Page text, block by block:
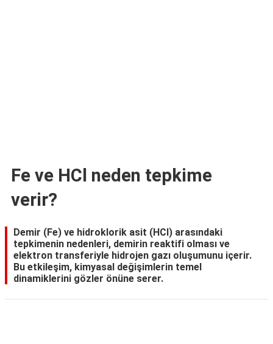
Fe ve HCl neden tepkime
verir?
Demir (Fe) ve hidroklorik asit (HCl) arasındaki
tepkimenin nedenleri, demirin reaktifi olması ve
elektron transferiyle hidrojen gazı oluşumunu içerir.
Bu etkileşim, kimyasal değişimlerin temel
dinamiklerini gözler önüne serer.